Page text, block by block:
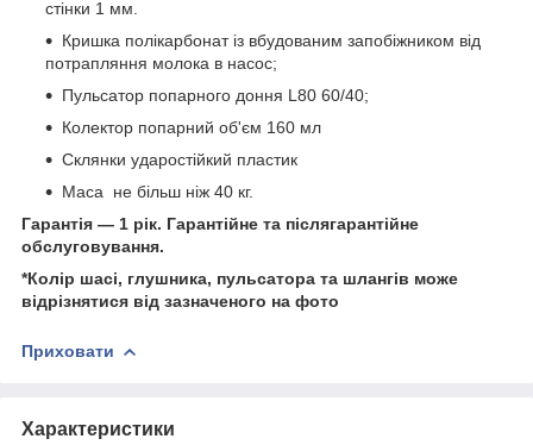
стінки 1 мм.
Кришка полікарбонат із вбудованим запобіжником від
потрапляння молока в насос;
Пульсатор попарного доння L80 60/40;
Колектор попарний об'єм 160 мл
Склянки ударостійкий пластик
Маса не більш ніж 40 кг.
Гарантія — 1 рік. Гарантійне та післягарантійне
обслуговування.
*Колір шасі, глушника, пульсатора та шлангів може
відрізнятися від зазначеного на фото
Приховати
Характеристики